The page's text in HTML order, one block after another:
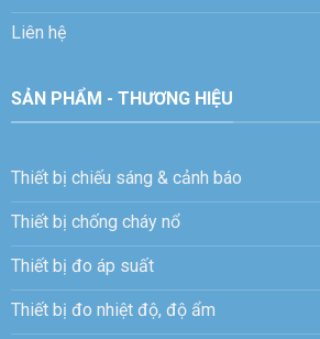
Liên hệ
SẢN PHẨM - THƯƠNG HIỆU
Thiết bị chiếu sáng & cảnh báo
Thiết bị chống cháy nổ
Thiết bị đo áp suất
Thiết bị đo nhiệt độ, độ ẩm